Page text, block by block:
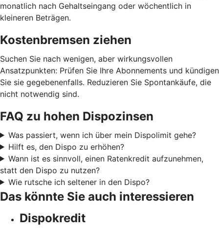
monatlich nach Gehaltseingang oder wöchentlich in
kleineren Beträgen.
Kostenbremsen ziehen
Suchen Sie nach wenigen, aber wirkungsvollen
Ansatzpunkten: Prüfen Sie Ihre Abonnements und kündigen
Sie sie gegebenenfalls. Reduzieren Sie Spontankäufe, die
nicht notwendig sind.
FAQ zu hohen Dispozinsen
Was passiert, wenn ich über mein Dispolimit gehe?
Hilft es, den Dispo zu erhöhen?
Wann ist es sinnvoll, einen Ratenkredit aufzunehmen,
statt den Dispo zu nutzen?
Wie rutsche ich seltener in den Dispo?
Das könnte Sie auch interessieren
Dispokredit